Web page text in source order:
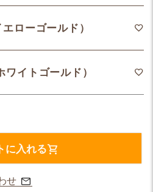
ローゴールド）
ワイトゴールド）
に入れる
せ